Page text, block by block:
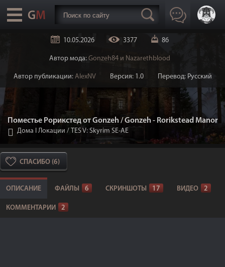
10.05.2026 3377 86
Автор мода: Gonzeh84 и Nazarethblood
Автор публикации: AlexNV Версия: 1.0 Перевод: Русский
Поместье Рорикстед от Gonzeh / Gonzeh - Rorikstead Manor
Дома I Локации / TES V: Skyrim SE-AE
СПАСИБО (6)
ОПИСАНИЕ ФАЙЛЫ 6 СКРИНШОТЫ 17 ВИДЕО 2
КОММЕНТАРИИ 2